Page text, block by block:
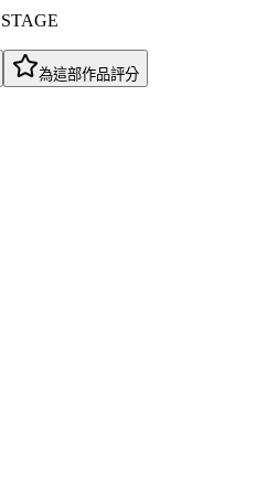
為這部作品評分